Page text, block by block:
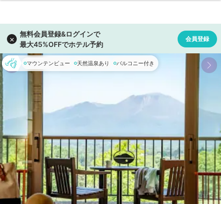
マウンテンビュー 天然温泉あり バルコニー付き